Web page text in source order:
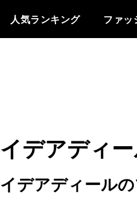
人気ランキング ファッ
イデアディ
イデアディール